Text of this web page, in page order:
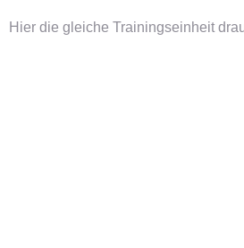
Hier die gleiche Trainingseinheit